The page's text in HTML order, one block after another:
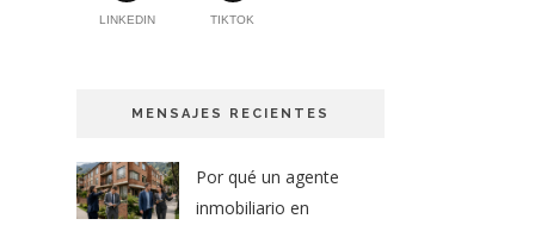
LINKEDIN TIKTOK
MENSAJES RECIENTES
Por qué un agente
inmobiliario en